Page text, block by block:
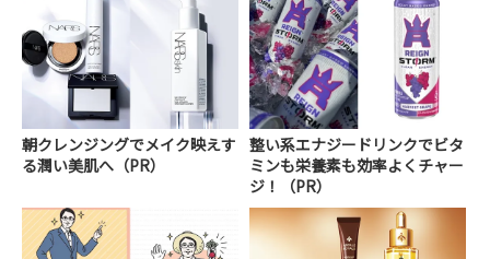
朝クレンジングでメイク映えす
る潤い美肌へ（PR）
整い系エナジードリンクでビタ
ミンも栄養素も効率よくチャー
ジ！（PR）